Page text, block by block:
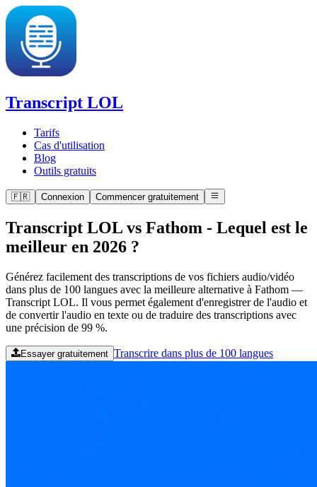
Transcript LOL
Tarifs
Cas d'utilisation
Blog
Outils gratuits
🇫🇷 Connexion Commencer gratuitement
Transcript LOL vs Fathom - Lequel est le
meilleur en 2026 ?
Générez facilement des transcriptions de vos fichiers audio/vidéo
dans plus de 100 langues avec la meilleure alternative à Fathom —
Transcript LOL. Il vous permet également d'enregistrer de l'audio et
de convertir l'audio en texte ou de traduire des transcriptions avec
une précision de 99 %.
Essayer gratuitement Transcrire dans plus de 100 langues